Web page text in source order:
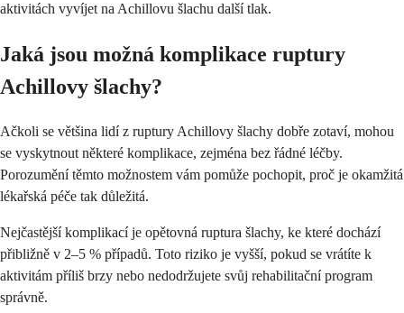
aktivitách vyvíjet na Achillovu šlachu další tlak.
Jaká jsou možná komplikace ruptury
Achillovy šlachy?
Ačkoli se většina lidí z ruptury Achillovy šlachy dobře zotaví, mohou
se vyskytnout některé komplikace, zejména bez řádné léčby.
Porozumění těmto možnostem vám pomůže pochopit, proč je okamžitá
lékařská péče tak důležitá.
Nejčastější komplikací je opětovná ruptura šlachy, ke které dochází
přibližně v 2–5 % případů. Toto riziko je vyšší, pokud se vrátíte k
aktivitám příliš brzy nebo nedodržujete svůj rehabilitační program
správně.